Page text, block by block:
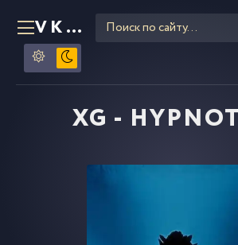
VKLIPE RU
XG -